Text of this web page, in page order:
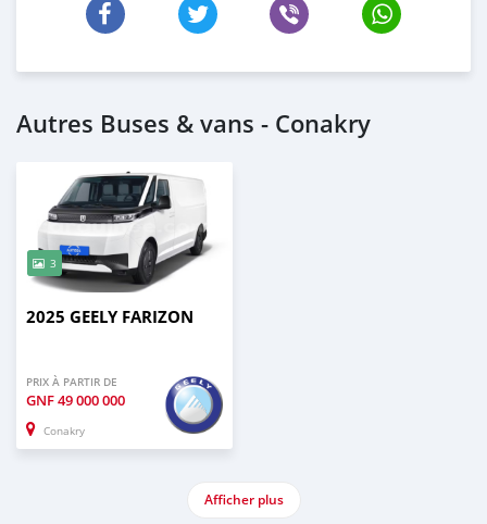
Autres Buses & vans - Conakry
3
2025 GEELY FARIZON
PRIX À PARTIR DE
GNF49 000 000
Conakry
Afficher plus